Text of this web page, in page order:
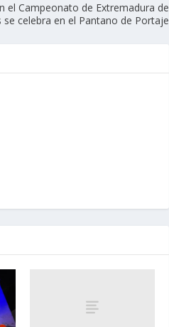
el Campeonato de Extremadura de
se celebra en el Pantano de Portaje